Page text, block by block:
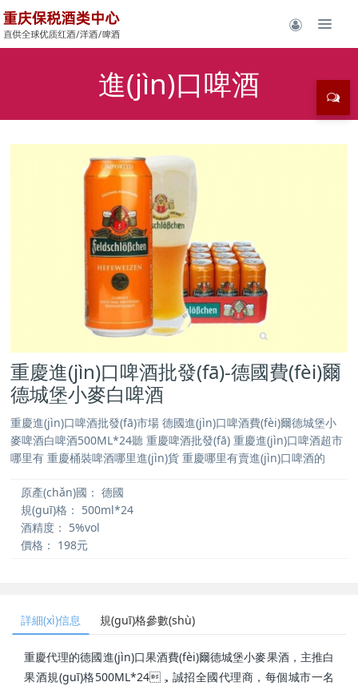
進(jìn)口啤酒
重慶進(jìn)口啤酒批發(fā)-德國費(fèi)爾
德城堡小麥白啤酒
重慶進(jìn)口啤酒批發(fā)市場 德國進(jìn)口啤酒費(fèi)爾德城堡小
麥啤酒白啤酒500ML*24聽 重慶啤酒批發(fā) 重慶進(jìn)口啤酒超市
哪里有 重慶桶裝啤酒哪里進(jìn)貨 重慶哪里有賣進(jìn)口啤酒的
原產(chǎn)國： 德國
規(guī)格： 500ml*24
酒精度： 5%vol
價格： 198元
詳細(xì)信息 規(guī)格參數(shù)
重慶代理的德國進(jìn)口果酒費(fèi)爾德城堡小麥果酒，主推白
果酒規(guī)格500ML*24，誠招全國代理商，每個城市一名